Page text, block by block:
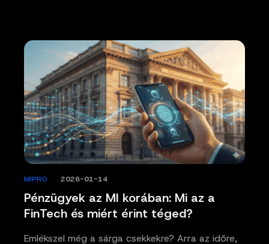
Pénzügyek az MI korában: Mi az a
FinTech és miért érint téged?
MIPRO 2026-01-14
Emlékszel még a sárga csekkekre? Arra az időre,